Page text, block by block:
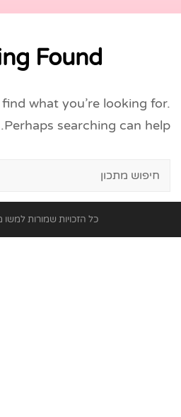
Found
what you’re looking for.
Perhaps searching can help.
Search
כל הזכויות שמורות למשו